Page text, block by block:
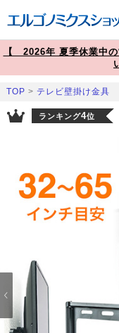
【 2026年 夏季休業中
TOP > テレビ壁掛け金具
ランキング4位